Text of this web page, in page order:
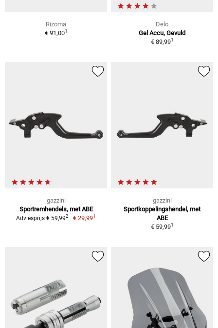
Rizoma
€ 91,001
Delo
Gel Accu, Gevuld
€ 89,991
gazzini
Sportremhendels, met ABE
Adviesprijs € 59,992 € 29,991
gazzini
Sportkoppelingshendel, met
ABE
€ 59,991